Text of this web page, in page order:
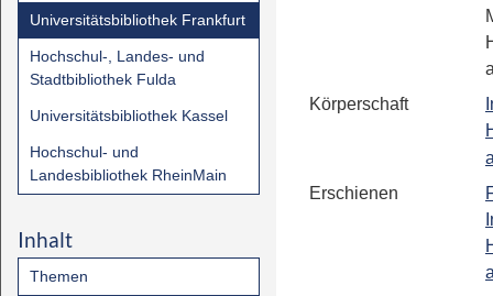
Universitätsbibliothek Frankfurt
Hochschul-, Landes- und
Stadtbibliothek Fulda
Universitätsbibliothek Kassel
Hochschul- und
Landesbibliothek RheinMain
Inhalt
Themen
Körperschaft
Erschienen